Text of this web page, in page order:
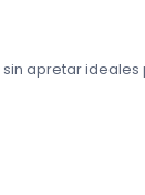
apretar ideales